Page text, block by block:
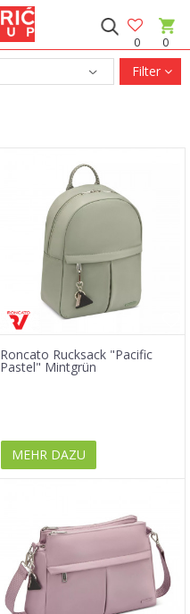
0
0
Filter
Roncato Rucksack "Pacific
Pastel" Mintgrün
MEHR DAZU